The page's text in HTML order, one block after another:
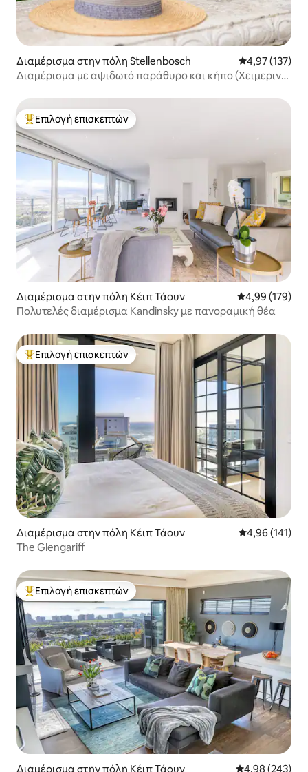
Διαμέρισμα στην πόλη Stellenbosch Μέση
4,97 (137)
Διαμέρισμα με αψιδωτό παράθυρο και κήπο (Χειμερινή
Κορυφαία επιλογή επισκεπτών
Επιλογή επισκεπτών
Διαμέρισμα στην πόλη Κέιπ Τάουν Μέση
4,99 (179)
Πολυτελές διαμέρισμα Kandinsky με πανοραμική θέα
Κορυφαία επιλογή επισκεπτών
Επιλογή επισκεπτών
Διαμέρισμα στην πόλη Κέιπ Τάουν Μέση
4,96 (141)
The Glengariff
Κορυφαία επιλογή επισκεπτών
Επιλογή επισκεπτών
Διαμέρισμα στην πόλη Κέιπ Τάουν Μέση
4,98 (243)